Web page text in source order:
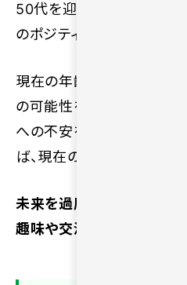
50代を迎えた段階からでも
のポジティブな変化は十分
現在の年齢だけを理由にし
の可能性を狭める必要はま
への不安を抱えていても、
ば、現在の状況はいくらでも
未来を過度に恐れて立ち止
趣味や交流の場を探す活動